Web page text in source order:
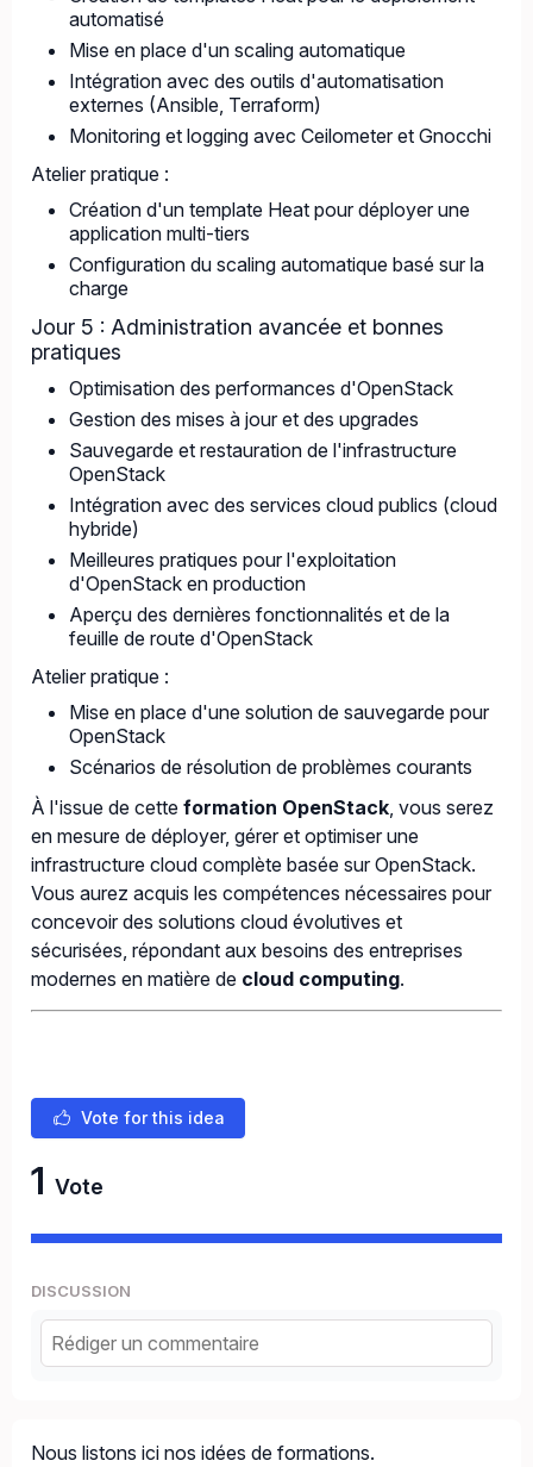
automatisé
Mise en place d'un scaling automatique
Intégration avec des outils d'automatisation
externes (Ansible, Terraform)
Monitoring et logging avec Ceilometer et Gnocchi
Atelier pratique :
Création d'un template Heat pour déployer une
application multi-tiers
Configuration du scaling automatique basé sur la
charge
Jour 5 : Administration avancée et bonnes
pratiques
Optimisation des performances d'OpenStack
Gestion des mises à jour et des upgrades
Sauvegarde et restauration de l'infrastructure
OpenStack
Intégration avec des services cloud publics (cloud
hybride)
Meilleures pratiques pour l'exploitation
d'OpenStack en production
Aperçu des dernières fonctionnalités et de la
feuille de route d'OpenStack
Atelier pratique :
Mise en place d'une solution de sauvegarde pour
OpenStack
Scénarios de résolution de problèmes courants
À l'issue de cette formation OpenStack, vous serez
en mesure de déployer, gérer et optimiser une
infrastructure cloud complète basée sur OpenStack.
Vous aurez acquis les compétences nécessaires pour
concevoir des solutions cloud évolutives et
sécurisées, répondant aux besoins des entreprises
modernes en matière de cloud computing.
Vote for this idea
1 Vote
DISCUSSION
Nous listons ici nos idées de formations.